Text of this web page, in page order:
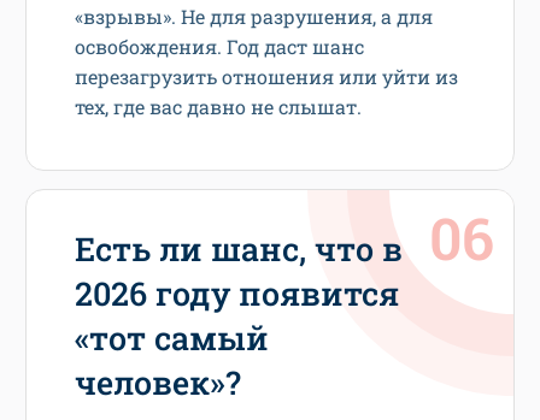
«взрывы». Не для разрушения, а для
освобождения. Год даст шанс
перезагрузить отношения или уйти из
тех, где вас давно не слышат.
Есть ли шанс, что в
2026 году появится
«тот самый
человек»?